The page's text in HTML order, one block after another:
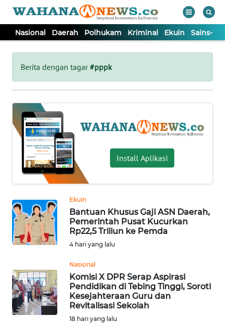
Nasional Daerah Polhukam Kriminal Ekuin Sains-
Berita dengan tagar#pppk
Install Aplikasi
Ekuin
Bantuan Khusus Gaji ASN Daerah,
Pemerintah Pusat Kucurkan
Rp22,5 Triliun ke Pemda
4 hari yang lalu
Nasional
Komisi X DPR Serap Aspirasi
Pendidikan di Tebing Tinggi, Soroti
Kesejahteraan Guru dan
Revitalisasi Sekolah
18 hari yang lalu
Tutup
NASIONAL
DAERAH
POLHUKAM
KRIMINAL
EKUIN
SAINS-TEKNO
INTERNASIONAL
SERBA-SERBI